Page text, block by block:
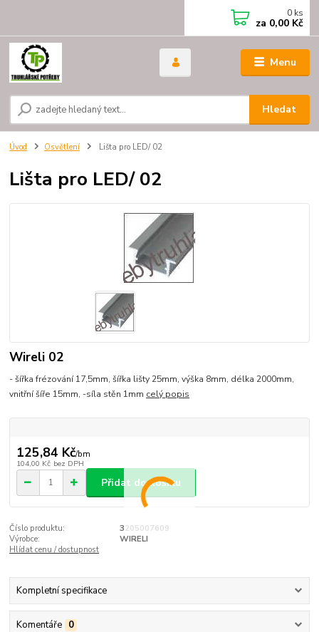
Menu
Hledat
0 ks
za 0,00 Kč
Úvod Osvětlení Lišta pro LED/ 02
Lišta pro LED/ 02
Wireli 02
- šířka frézování 17,5mm, šířka lišty 25mm, výška 8mm, délka 2000mm,
vnitřní šíře 15mm, -síla stěn 1mm celý popis
125,84 Kč/bm
104,00 Kč bez DPH
Přidat do košíku
Číslo produktu:
3205007609
Výrobce:
WIRELI
Hlídat cenu / dostupnost
Kompletní specifikace
Komentáře 0